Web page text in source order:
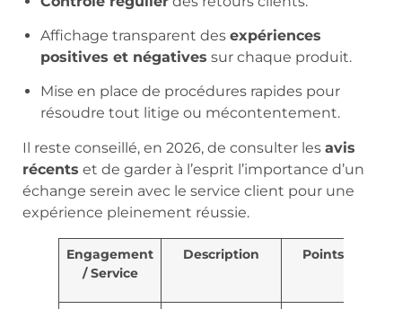
Affichage transparent des expériences
positives et négatives sur chaque produit.
Mise en place de procédures rapides pour
résoudre tout litige ou mécontentement.
Il reste conseillé, en 2026, de consulter les avis
récents et de garder à l’esprit l’importance d’un
échange serein avec le service client pour une
expérience pleinement réussie.
Engagement
/ Service
Description Points Forts